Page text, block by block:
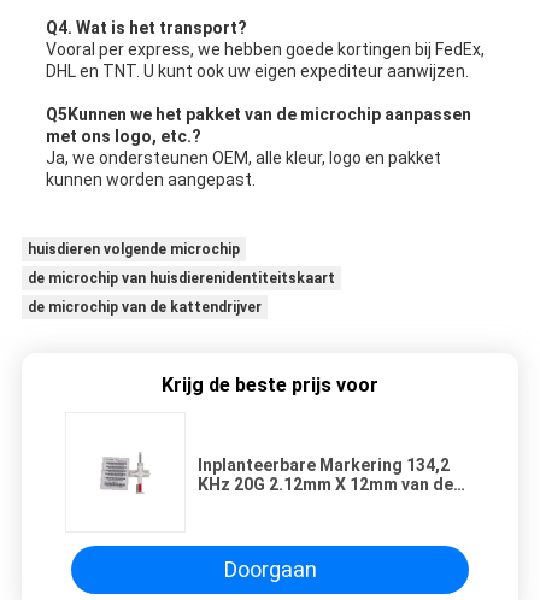
Q4. Wat is het transport?
Vooral per express, we hebben goede kortingen bij FedEx,
DHL en TNT. U kunt ook uw eigen expediteur aanwijzen.
Q5 Kunnen we het pakket van de microchip aanpassen
met ons logo, etc.?
Ja, we ondersteunen OEM, alle kleur, logo en pakket
kunnen worden aangepast.
huisdieren volgende microchip
de microchip van huisdierenidentiteitskaart
de microchip van de kattendrijver
Krijg de beste prijs voor
Inplanteerbare Markering 134,2
KHz 20G 2.12mm X 12mm van de
Doorgaan